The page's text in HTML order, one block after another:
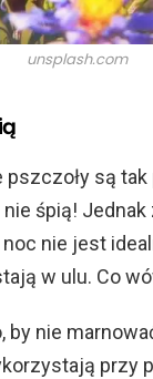
unsplash.com
pszczoły są
śpią!
nie jest
w ulu. Co
by nie
przy